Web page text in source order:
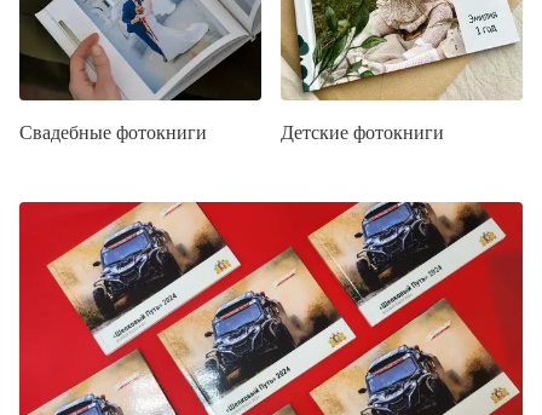
Свадебные фотокниги Детские фотокниги